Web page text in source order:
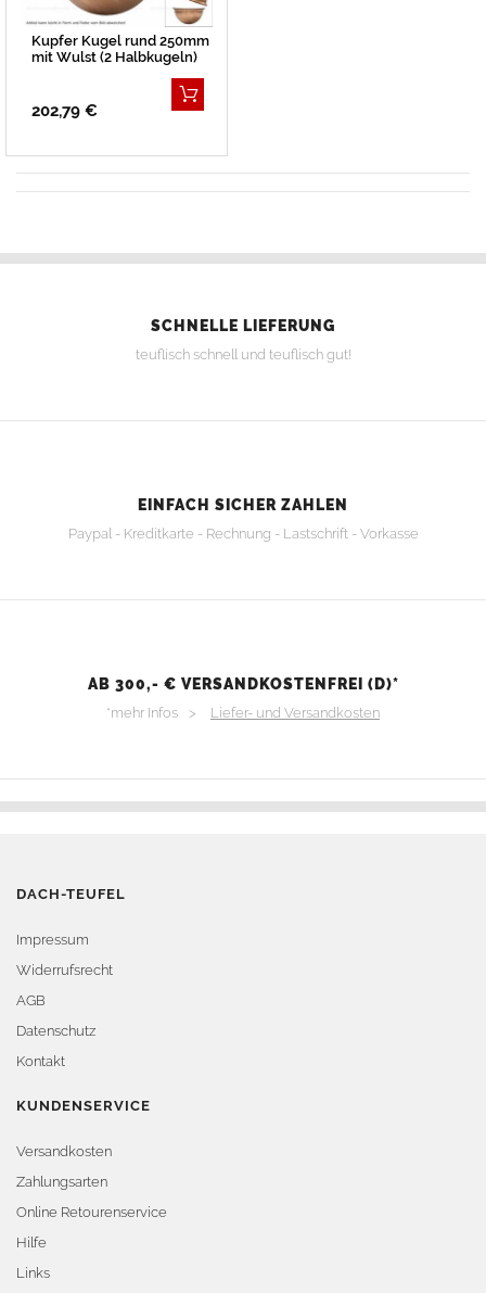
Kupfer Kugel rund 250mm
mit Wulst (2 Halbkugeln)
202,79 €
SCHNELLE LIEFERUNG
teuflisch schnell und teuflisch gut!
EINFACH SICHER ZAHLEN
Paypal - Kreditkarte - Rechnung - Lastschrift - Vorkasse
AB 300,- € VERSANDKOSTENFREI (D)*
*mehr Infos > Liefer- und Versandkosten
DACH-TEUFEL
Impressum
Widerrufsrecht
AGB
Datenschutz
Kontakt
KUNDENSERVICE
Versandkosten
Zahlungsarten
Online Retourenservice
Hilfe
Links